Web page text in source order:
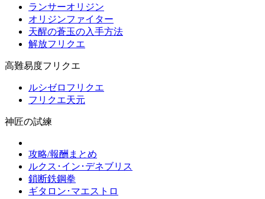
ランサーオリジン
オリジンファイター
天醒の蒼玉の入手方法
解放フリクエ
高難易度フリクエ
ルシゼロフリクエ
フリクエ天元
神匠の試練
攻略/報酬まとめ
ルクス･イン･デネブリス
鎖断鉄鋼拳
ギタロン･マエストロ